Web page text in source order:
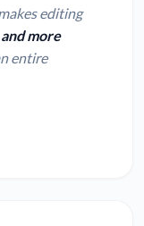
editing
more
entire